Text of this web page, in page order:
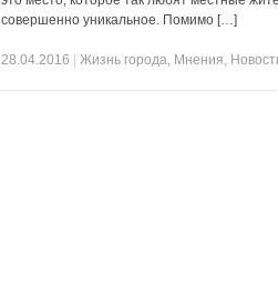
совершенно уникальное. Помимо […]
28.04.2016 |Жизнь города, Мнения,